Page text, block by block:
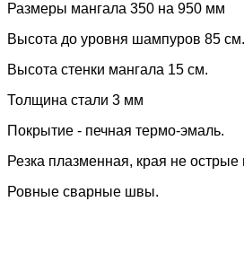
Размеры мангала 350 на 950 мм
Высота до уровня шампуров 85 см.
Высота стенки мангала 15 см.
Толщина стали 3 мм
Покрытие - печная термо-эмаль.
Резка плазменная, края не острые
Ровные сварные швы.